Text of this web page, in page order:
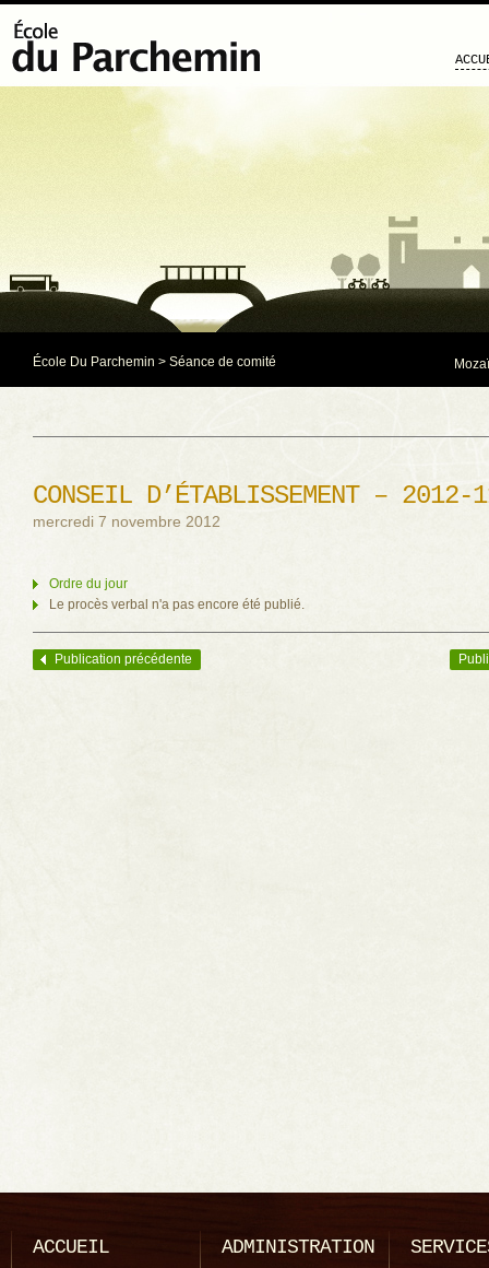
École Du Parchemin > Séance de comité
CONSEIL D’ÉTABLISSEMENT – 2012-
mercredi 7 novembre 2012
Ordre du jour
Le procès verbal n'a pas encore été publié.
Navigation des articles
Publication précédente
ACCUEIL ADMINISTRATION